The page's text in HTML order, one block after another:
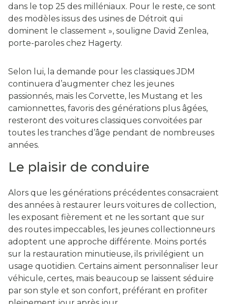
dans le top 25 des milléniaux. Pour le reste, ce sont
des modèles issus des usines de Détroit qui
dominent le classement », souligne David Zenlea,
porte-paroles chez Hagerty.
Selon lui, la demande pour les classiques JDM
continuera d’augmenter chez les jeunes
passionnés, mais les Corvette, les Mustang et les
camionnettes, favoris des générations plus âgées,
resteront des voitures classiques convoitées par
toutes les tranches d’âge pendant de nombreuses
années.
Le plaisir de conduire
Alors que les générations précédentes consacraient
des années à restaurer leurs voitures de collection,
les exposant fièrement et ne les sortant que sur
des routes impeccables, les jeunes collectionneurs
adoptent une approche différente. Moins portés
sur la restauration minutieuse, ils privilégient un
usage quotidien. Certains aiment personnaliser leur
véhicule, certes, mais beaucoup se laissent séduire
par son style et son confort, préférant en profiter